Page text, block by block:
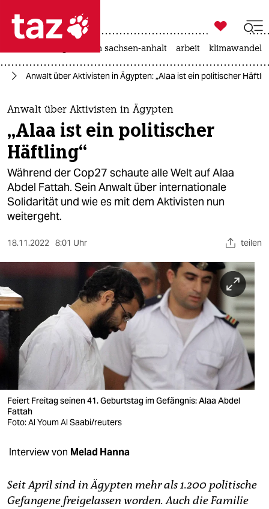
 taz zahl ich
taz zahl ich
themen
politik
öko
gesellschaft
kultur
sport
berlin
nord
wahrheit
verlag
verlag
veranstaltungen
shop
fragen & hilfe
abo

taz zahl ich
landtagswahl in sachsen-anhalt arbeit klimawandel
Anwalt über Aktivisten in Ägypten: „Alaa ist ein politischer
Anwalt über Aktivisten in Ägypten
„Alaa ist ein politischer
Häftling“
Während der Cop27 schaute alle Welt auf Alaa
Abdel Fattah. Sein Anwalt über internationale
Solidarität und wie es mit dem Aktivisten nun
weitergeht.
18.11.2022 8:01 Uhr teilen
Feiert Freitag seinen 41. Geburtstag im Gefängnis: Alaa Abdel
Fattah
Foto: Al Youm Al Saabi/reuters
Interview von Melad Hanna
Seit April sind in Ägypten mehr als 1.200 politische
Gefangene freigelassen worden. Auch die Familie